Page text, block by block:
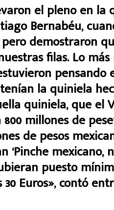
el pleno en la
Bernabéu,
demostraron
filas. Lo
pensando
la quiniela
quiniela, que el
millones de
de pesos
mexicano,
puesto
Euros», contó